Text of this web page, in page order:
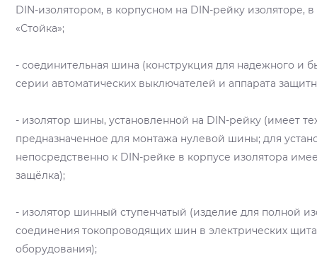
DIN-изолятором, в корпусном на DIN-рейку изоляторе, в
«Стойка»;
- соединительная шина (конструкция для надежного и
серии автоматических выключателей и аппарата
- изолятор шины, установленной на DIN-рейку (имеет
предназначенное для монтажа нулевой шины; для
непосредственно к DIN-рейке в корпусе изолятора
защёлка);
- изолятор шинный ступенчатый (изделие для полной
соединения токопроводящих шин в электрических
оборудования);